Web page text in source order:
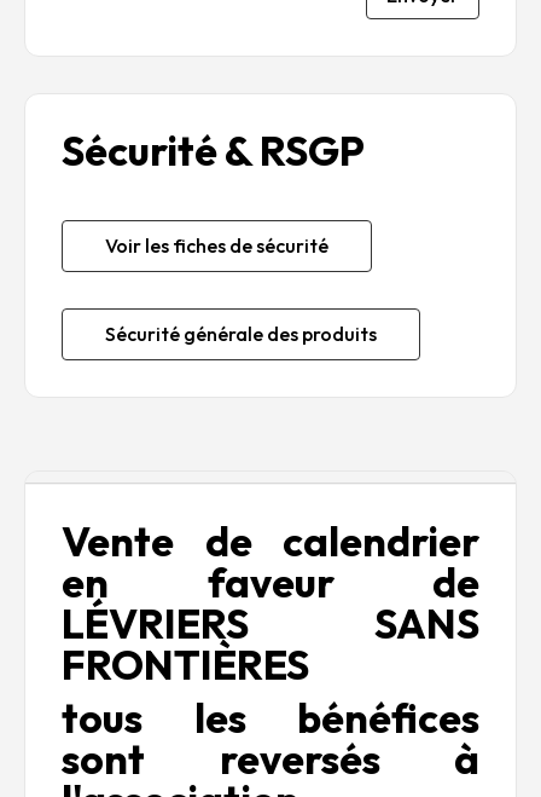
Sécurité & RSGP
Voir les fiches de sécurité
Sécurité générale des produits
Vente de calendrier
en faveur de
LÉVRIERS SANS
FRONTIÈRES
tous les bénéfices
sont reversés à